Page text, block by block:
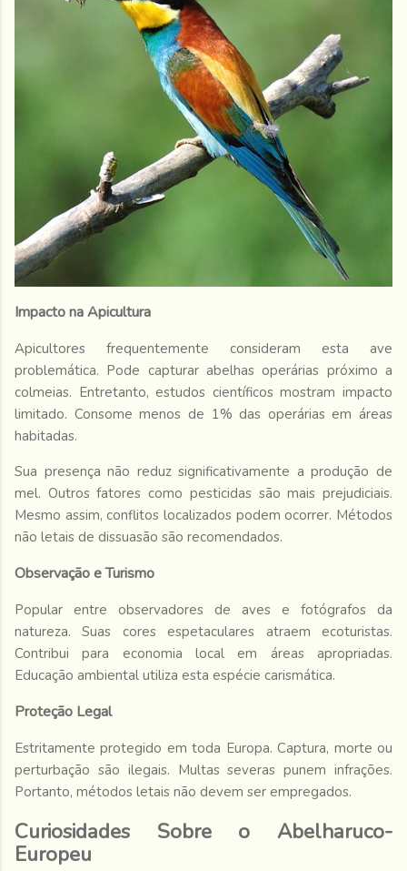
Impacto na Apicultura
Apicultores frequentemente consideram esta ave
problemática. Pode capturar abelhas operárias próximo a
colmeias. Entretanto, estudos científicos mostram impacto
limitado. Consome menos de 1% das operárias em áreas
habitadas.
Sua presença não reduz significativamente a produção de
mel. Outros fatores como pesticidas são mais prejudiciais.
Mesmo assim, conflitos localizados podem ocorrer. Métodos
não letais de dissuasão são recomendados.
Observação e Turismo
Popular entre observadores de aves e fotógrafos da
natureza. Suas cores espetaculares atraem ecoturistas.
Contribui para economia local em áreas apropriadas.
Educação ambiental utiliza esta espécie carismática.
Proteção Legal
Estritamente protegido em toda Europa. Captura, morte ou
perturbação são ilegais. Multas severas punem infrações.
Portanto, métodos letais não devem ser empregados.
Curiosidades Sobre o Abelharuco-
Europeu